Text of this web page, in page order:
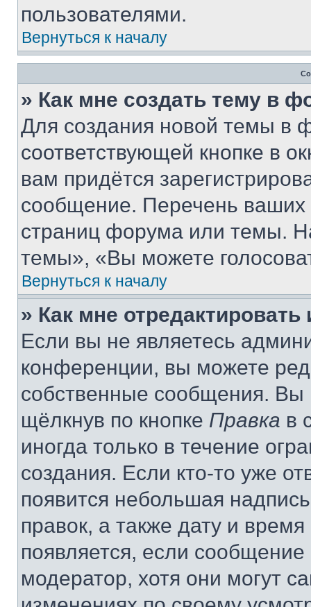
пользователями.
Вернуться к началу
» Как мне создать тему в
Для создания новой темы в
соответствующей кнопке в
вам придётся
сообщение. Перечень ваших
страниц форума или темы.
темы», «Вы можете
Вернуться к началу
» Как мне
Если вы не являетесь
конференции, вы можете
собственные сообщения. Вы
щёлкнув по кнопке Правка в
иногда только в течение
создания. Если кто-то уже
появится небольшая
правок, а также дату и
появляется, если
модератор, хотя они могут